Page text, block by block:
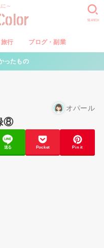
～
旅行 ブログ・副業
SEARCH
ったもの
オパール
⑧
送る Pocket Pin it